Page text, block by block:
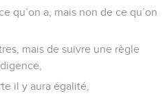
qu’on a, mais non de ce qu’on
mais de suivre une règle
il y aura égalité,